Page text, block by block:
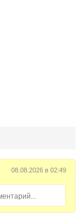
08.08.2026 в 02:49